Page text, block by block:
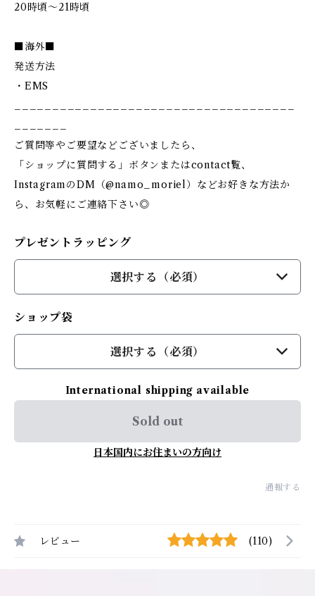
20時頃～21時頃
■海外■
発送方法
・EMS
ご質問等やご要望などございましたら、
「ショップに質問する」ボタンまたはcontact覧、
InstagramのDM（@namo_moriel）などお好きな方法か
ら、お気軽にご連絡下さい◎
プレゼントラッピング
選択する（必須）
ショップ袋
選択する（必須）
International shipping available
Sold out
日本国内にお住まいの方向け
通報する
レビュー (110)